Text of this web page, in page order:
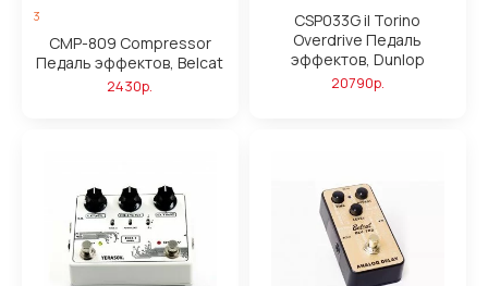
3
CMP-809 Compressor
Педаль эффектов, Belcat
2430р.
CSP033G il Torino
Overdrive Педаль
эффектов, Dunlop
20790р.